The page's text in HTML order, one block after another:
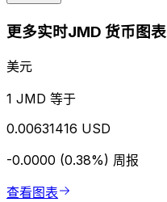
更多实时JMD 货币图表
美元
1 JMD 等于
0.00631416 USD
-0.0000 (0.38%) 周报
查看图表